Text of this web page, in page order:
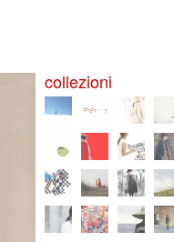
collezioni